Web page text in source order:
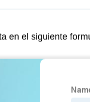
en el siguiente